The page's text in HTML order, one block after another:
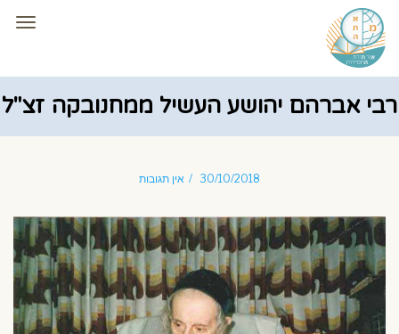
רבי אברהם יהושע העשיל ממחנובקה זצ"ל
30/10/2018 אין תגובות